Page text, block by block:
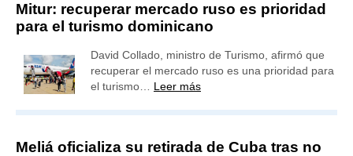
Mitur: recuperar mercado ruso es prioridad
para el turismo dominicano
David Collado, ministro de Turismo, afirmó que
recuperar el mercado ruso es una prioridad para
el turismo… Leer más
Meliá oficializa su retirada de Cuba tras no